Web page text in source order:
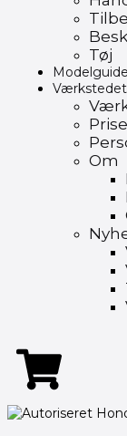
Tøj
Modelguide
Værkstedet
Om